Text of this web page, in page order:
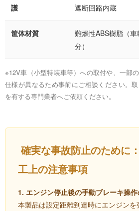
護
遮断回路内蔵
筐体材質
難燃性ABS樹脂（
分）
※12V車（小型特装車等）への取付や、一部
仕様が異なるため事前にご相談ください。
を有する専門業者へご依頼ください。
確実な事故防止のために
工上の注意事項
1. エンジン停止後の手動ブレーキ操作
本製品は設定距離到達時にエンジン